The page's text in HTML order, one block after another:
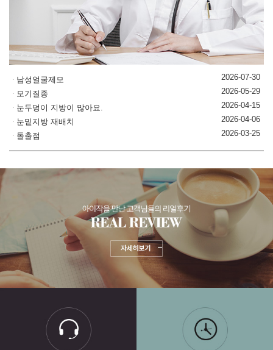
남성얼굴제모
2026-07-30
모기질종
2026-05-29
눈두덩이 지방이 많아요.
2026-04-15
눈밑지방 재배치
2026-04-06
돌출점
2026-03-25